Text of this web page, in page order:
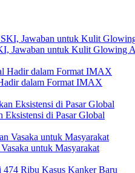
Jawaban untuk Kulit Glowing
dalam Format IMAX
di Pasar Global
untuk Masyarakat